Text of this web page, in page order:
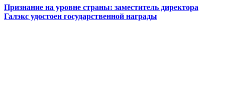
Признание на уровне страны: заместитель директора
Галэкс удостоен государственной награды